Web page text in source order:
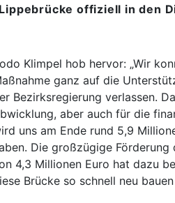
offiziell in den
Klimpel hob hervor: „Wir
ganz auf die
Bezirksregierung verlassen.
aber auch für die
uns am Ende rund 5,9
Die großzügige Förderung
4,3 Millionen Euro hat dazu
Brücke so schnell neu